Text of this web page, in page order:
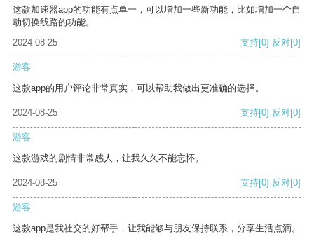
这款加速器app的功能有点单一，可以增加一些新功能，比如增加一个自
动切换线路的功能。
2024-08-25
支持[0] 反对[0]
游客
这款app的用户评论非常真实，可以帮助我做出更准确的选择。
2024-08-25 支持[0] 反对[0]
游客
这款游戏的剧情非常感人，让我久久不能忘怀。
2024-08-25 支持[0] 反对[0]
游客
这款app是我社交的好帮手，让我能够与朋友保持联系，分享生活点滴。